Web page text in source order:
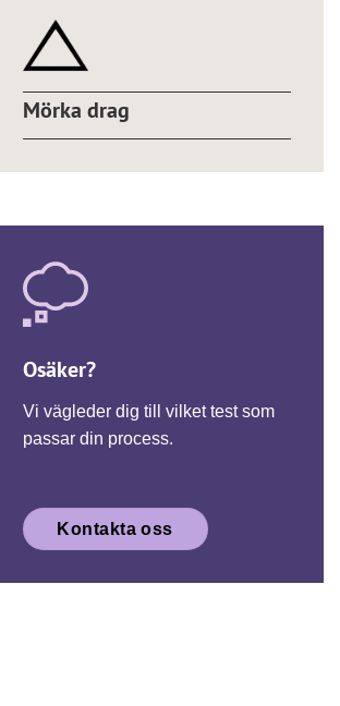
Mörka drag
Osäker?
Vi vägleder dig till vilket test som
passar din process.
Kontakta oss